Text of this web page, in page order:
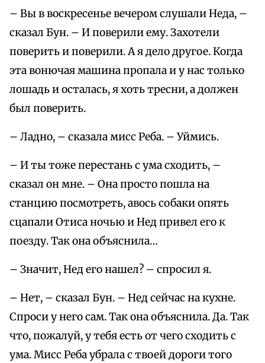
– Вы в воскресенье вечером слушали Неда, –
сказал Бун. – И поверили ему. Захотели
поверить и поверили. А я дело другое. Когда
эта вонючая машина пропала и у нас только
лошадь и осталась, я хоть тресни, а должен
был поверить.
– Ладно, – сказала мисс Реба. – Уймись.
– И ты тоже перестань с ума сходить, –
сказал он мне. – Она просто пошла на
станцию посмотреть, авось собаки опять
сцапали Отиса ночью и Нед привел его к
поезду. Так она объяснила…
– Значит, Нед его нашел? – спросил я.
– Нет, – сказал Бун. – Нед сейчас на кухне.
Спроси у него сам. Так она объяснила. Да. Так
что, пожалуй, у тебя есть от чего сходить с
ума. Мисс Реба убрала с твоей дороги того